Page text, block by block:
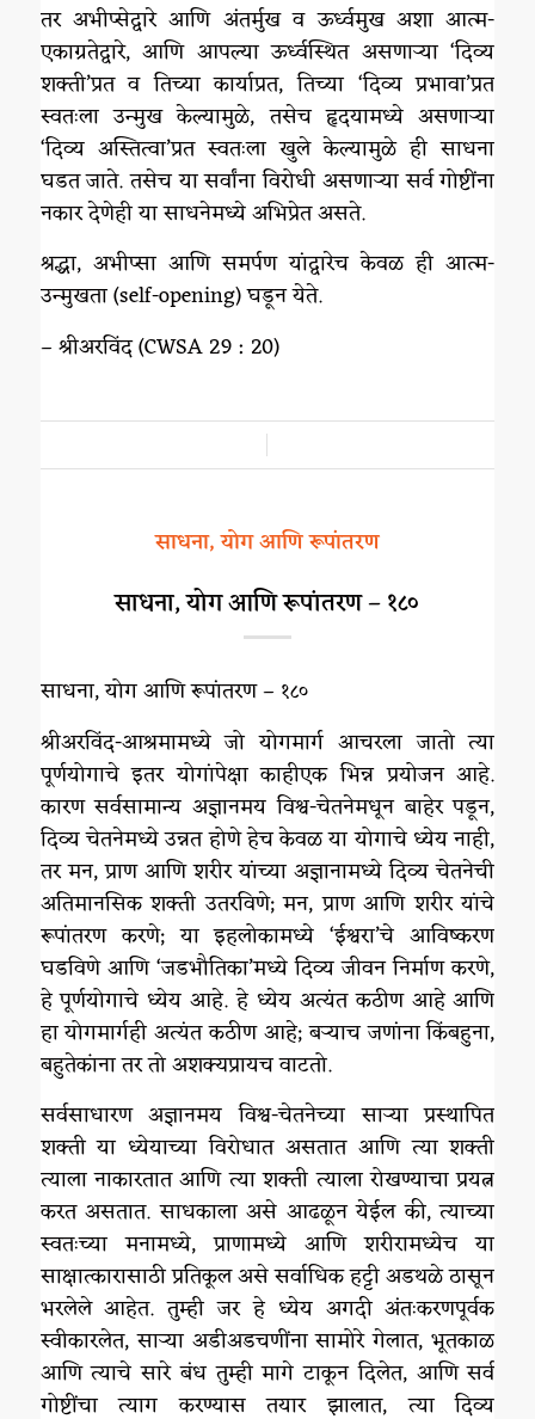
तर अभीप्सेद्वारे आणि अंतर्मुख व ऊर्ध्वमुख अशा आत्म-
एकाग्रतेद्वारे, आणि आपल्या ऊर्ध्वस्थित असणाऱ्या ‘दिव्य
शक्ती’प्रत व तिच्या कार्याप्रत, तिच्या ‘दिव्य प्रभावा’प्रत
स्वतःला उन्मुख केल्यामुळे, तसेच हृदयामध्ये असणाऱ्या
‘दिव्य अस्तित्वा’प्रत स्वतःला खुले केल्यामुळे ही साधना
घडत जाते. तसेच या सर्वांना विरोधी असणाऱ्या सर्व गोष्टींना
नकार देणेही या साधनेमध्ये अभिप्रेत असते.
श्रद्धा, अभीप्सा आणि समर्पण यांद्वारेच केवळ ही आत्म-
उन्मुखता (self-opening) घडून येते.
– श्रीअरविंद (CWSA 29 : 20)
साधना, योग आणि रूपांतरण
साधना, योग आणि रूपांतरण – १८०
साधना, योग आणि रूपांतरण – १८०
श्रीअरविंद-आश्रमामध्ये जो योगमार्ग आचरला जातो त्या
पूर्णयोगाचे इतर योगांपेक्षा काहीएक भिन्न प्रयोजन आहे.
कारण सर्वसामान्य अज्ञानमय विश्व-चेतनेमधून बाहेर पडून,
दिव्य चेतनेमध्ये उन्नत होणे हेच केवळ या योगाचे ध्येय नाही,
तर मन, प्राण आणि शरीर यांच्या अज्ञानामध्ये दिव्य चेतनेची
अतिमानसिक शक्ती उतरविणे; मन, प्राण आणि शरीर यांचे
रूपांतरण करणे; या इहलोकामध्ये ‘ईश्वरा’चे आविष्करण
घडविणे आणि ‘जडभौतिका’मध्ये दिव्य जीवन निर्माण करणे,
हे पूर्णयोगाचे ध्येय आहे. हे ध्येय अत्यंत कठीण आहे आणि
हा योगमार्गही अत्यंत कठीण आहे; बऱ्याच जणांना किंबहुना,
बहुतेकांना तर तो अशक्यप्रायच वाटतो.
सर्वसाधारण अज्ञानमय विश्व-चेतनेच्या साऱ्या प्रस्थापित
शक्ती या ध्येयाच्या विरोधात असतात आणि त्या शक्ती
त्याला नाकारतात आणि त्या शक्ती त्याला रोखण्याचा प्रयत्न
करत असतात. साधकाला असे आढळून येईल की, त्याच्या
स्वतःच्या मनामध्ये, प्राणामध्ये आणि शरीरामध्येच या
साक्षात्कारासाठी प्रतिकूल असे सर्वाधिक हट्टी अडथळे ठासून
भरलेले आहेत. तुम्ही जर हे ध्येय अगदी अंतःकरणपूर्वक
स्वीकारलेत, साऱ्या अडीअडचणींना सामोरे गेलात, भूतकाळ
आणि त्याचे सारे बंध तुम्ही मागे टाकून दिलेत, आणि सर्व
गोष्टींचा त्याग करण्यास तयार झालात, त्या दिव्य